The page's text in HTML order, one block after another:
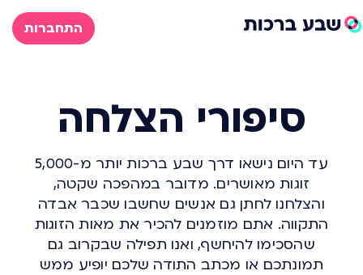
התחברות
סיפורי הצלחה
עד היום נישאו דרך שבע ברכות יותר מ-5,000
זוגות מאושרים. מדובר במהפכה שקטה,
והצלחנו לחתן גם אנשים שחשבו שכבר אבדה
התקווה. אתם מוזמנים להכיר את מאות הזוגות
שהסכימו להיחשף, ואנו תפילה שבקרוב גם
תמונתכם או מכתב התודה שלכם יופיע ממש